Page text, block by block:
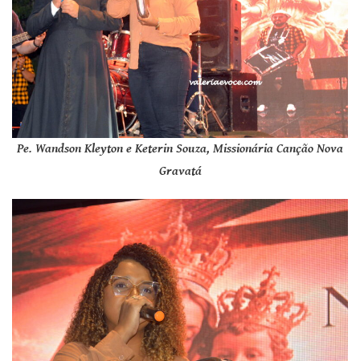
Pe. Wandson Kleyton e Keterin Souza, Missionária Canção Nova
Gravatá